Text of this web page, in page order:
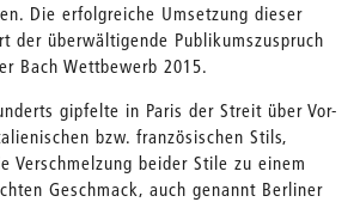
Die erfolgreiche Umsetzung dieser
der überwältigende Publikumszuspruch
Bach Wettbewerb 2015.
gipfelte in Paris der Streit über Vor-
bzw. französischen Stils,
Verschmelzung beider Stile zu einem
Geschmack, auch genannt Berliner